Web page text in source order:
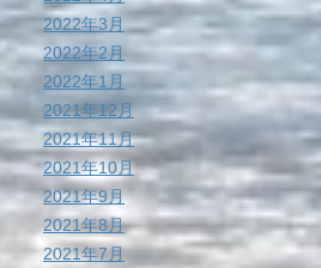
2022年3月
2022年2月
2022年1月
2021年12月
2021年11月
2021年10月
2021年9月
2021年8月
2021年7月